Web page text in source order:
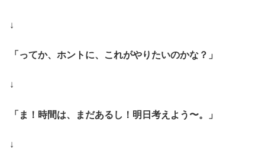
↓
「ってか、ホントに、これがやりたいのかな？」
↓
「ま！時間は、まだあるし！明日考えよう〜。」
↓